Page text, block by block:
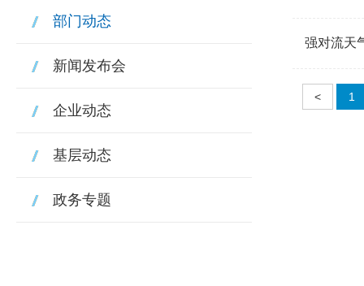
部门动态
新闻发布会
企业动态
基层动态
政务专题
强对流天
< 1